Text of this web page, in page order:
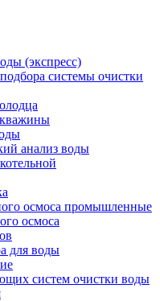
(экспресс)
системы очистки
анализ воды
осмоса промышленные
осмоса
для воды
систем очистки воды